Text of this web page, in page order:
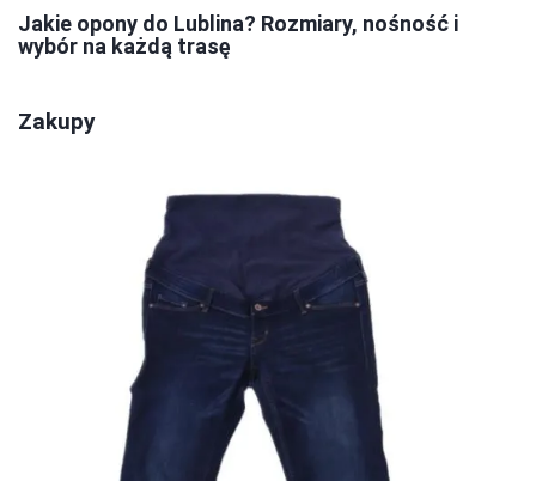
Jakie opony do Lublina? Rozmiary, nośność i
wybór na każdą trasę
Zakupy